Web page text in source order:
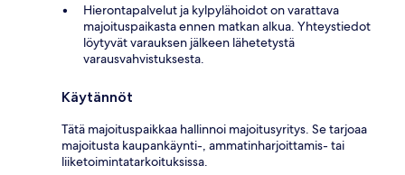
Hierontapalvelut ja kylpylähoidot on varattava
majoituspaikasta ennen matkan alkua. Yhteystiedot
löytyvät varauksen jälkeen lähetetystä
varausvahvistuksesta.
Käytännöt
Tätä majoituspaikkaa hallinnoi majoitusyritys. Se tarjoaa
majoitusta kaupankäynti-, ammatinharjoittamis- tai
liiketoimintatarkoituksissa.